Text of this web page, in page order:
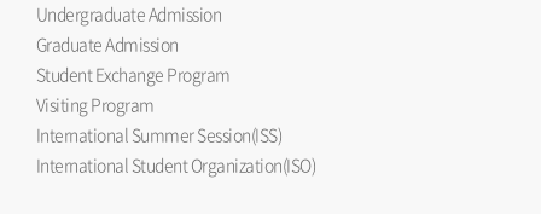
Undergraduate Admission
Graduate Admission
Student Exchange Program
Visiting Program
International Summer Session(ISS)
International Student Organization(ISO)